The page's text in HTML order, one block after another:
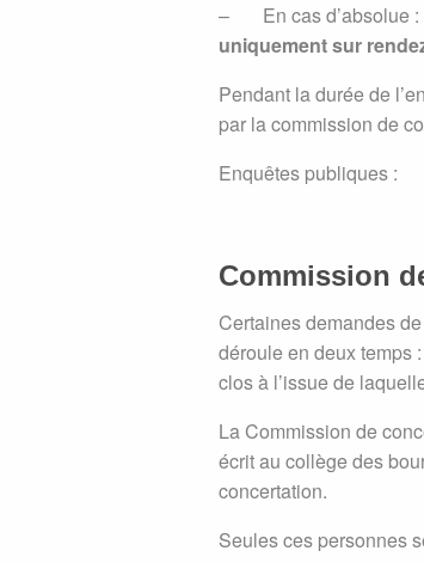
– En cas d’absolue :
uniquement sur
Pendant la durée de
par la commission de
Enquêtes publiques :
Commission
Certaines demandes
déroule en deux temps
clos à l’issue de
La Commission de
écrit au collège des
concertation.
Seules ces personnes